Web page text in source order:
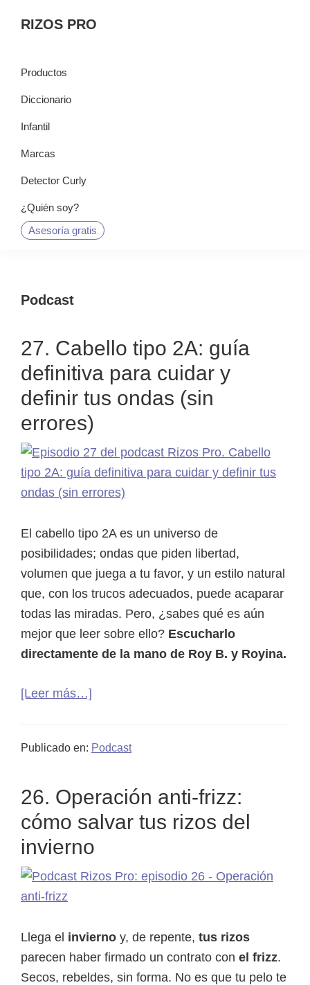
navegación
principal
barra
RIZOS PRO
Productos
Diccionario
Infantil
Marcas
Detector Curly
¿Quién soy?
Asesoría gratis
Podcast
27. Cabello tipo 2A: guía
definitiva para cuidar y
definir tus ondas (sin
errores)
El cabello tipo 2A es un universo de
posibilidades; ondas que piden libertad,
volumen que juega a tu favor, y un estilo natural
que, con los trucos adecuados, puede acaparar
todas las miradas. Pero, ¿sabes qué es aún
mejor que leer sobre ello? Escucharlo
directamente de la mano de Roy B. y Royina.
[Leer más…]
Cabello
2A:
guía
definitiva
para
cuidar
tus
ondas
(sin
Publicado en: Podcast
26. Operación anti-frizz:
cómo salvar tus rizos del
invierno
Llega el invierno y, de repente, tus rizos
parecen haber firmado un contrato con el frizz.
Secos, rebeldes, sin forma. No es que tu pelo te